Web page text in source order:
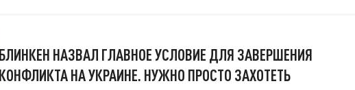
БЛИНКЕН НАЗВАЛ ГЛАВНОЕ УСЛОВИЕ ДЛЯ ЗАВЕРШЕНИЯ
КОНФЛИКТА НА УКРАИНЕ. НУЖНО ПРОСТО ЗАХОТЕТЬ